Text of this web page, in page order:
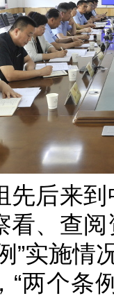
后来到
看、查
”实施情
个条例